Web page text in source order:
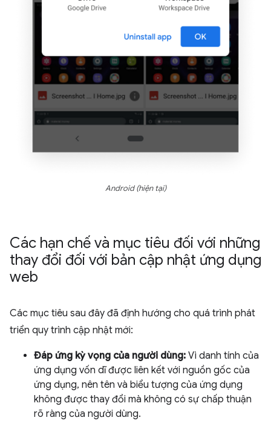
Android (hiện tại)
Các hạn chế và mục tiêu đối với những
thay đổi đối với bản cập nhật ứng dụng
web
Các mục tiêu sau đây đã định hướng cho quá trình phát
triển quy trình cập nhật mới:
Đáp ứng kỳ vọng của người dùng: Vì danh tính của
ứng dụng vốn dĩ được liên kết với nguồn gốc của
ứng dụng, nên tên và biểu tượng của ứng dụng
không được thay đổi mà không có sự chấp thuận
rõ ràng của người dùng.